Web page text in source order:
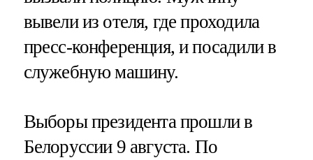
вывели из отеля, где проходила
пресс-конференция, и посадили в
служебную машину.
Выборы президента прошли в
Белоруссии 9 августа. По